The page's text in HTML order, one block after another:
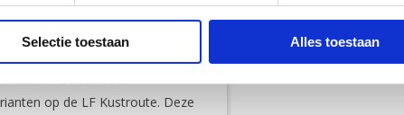
Selectie toestaan Alles toestaan
Provincie
Groningen
is één van de
op de LF Kustroute. Deze